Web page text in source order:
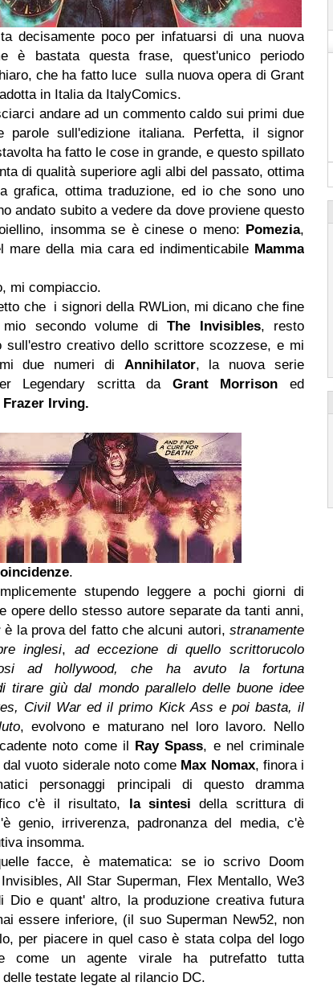
decisamente poco per infatuarsi di una nuova
è bastata questa frase, quest'unico periodo
che ha fatto luce sulla nuova opera di Grant
in Italia da ItalyComics.
andare ad un commento caldo sui primi due
parole sull'edizione italiana. Perfetta, il signor
ha fatto le cose in grande, e questo spillato
di qualità superiore agli albi del passato, ottima
grafica, ottima traduzione, ed io che sono uno
andato subito a vedere da dove proviene questo
insomma se è cinese o meno: Pomezia,
mare della mia cara ed indimenticabile Mamma
mi compiaccio.
che i signori della RWLion, mi dicano che fine
secondo volume diThe Invisibles, resto
sull'estro creativo dello scrittore scozzese, e mi
due numeri di Annihilator, la nuova serie
Legendary scritta da Grant Morrison ed
Frazer Irving.
.
stupendo leggere a pochi giorni di
opere dello stesso autore separate da tanti anni,
è la prova del fatto che alcuni autori, stranamente
inglesi, ad eccezione di quello scrittorucolo
ad hollywood, che ha avuto la fortuna
tirare giù dal mondo parallelo delle buone idee
Civil War ed il primo Kick Ass e poi basta, il
, evolvono e maturano nel loro lavoro. Nello
noto come il Ray Spass, e nel criminale
dal vuoto siderale noto come Max Nomax, finora i
personaggi principali di questo dramma
c'è il risultato, la sintesi della scrittura di
genio, irriverenza, padronanza del media, c'è
insomma.
facce, è matematica: se io scrivo Doom
All Star Superman, Flex Mentallo, We3
Dio e quant' altro, la produzione creativa futura
essere inferiore, (il suo Superman New52, non
per piacere in quel caso è stata colpa del logo
come un agente virale ha putrefatto tutta
testate legate al rilancio DC.